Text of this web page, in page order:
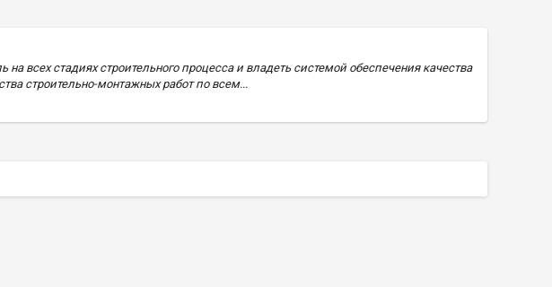
всех стадиях строительного процесса и владеть системой обеспечения качества
строительно-монтажных работ по всем...